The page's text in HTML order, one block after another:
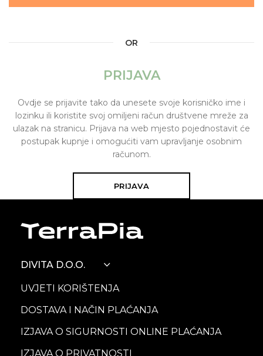
OR
PRIJAVA
Ovdje se prijavite tako da unesete svoje korisničko ime i
lozinku ili koristite svoj omiljeni račun društvene mreže za
ulazak na stranicu. Prijava na web mjesto pojednostavit će
postupak kupnje i omogućiti vam upravljanje osobnim
računom.
PRIJAVA
DIVITA D.O.O.
UVJETI KORIŠTENJA
DOSTAVA I NAČIN PLAĆANJA
IZJAVA O SIGURNOSTI ONLINE PLAĆANJA
IZJAVA O PRIVATNOSTI